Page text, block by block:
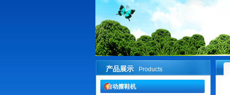
产品展示 Products
自动擦鞋机